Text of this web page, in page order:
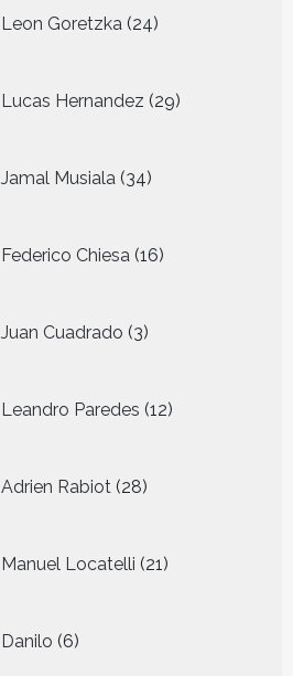
Leon Goretzka 24
producten
Lucas Hernandez 29
producten
Jamal Musiala 34
producten
Federico Chiesa 16
producten
Juan Cuadrado 3
producten
Leandro Paredes 12
producten
Adrien Rabiot 28
producten
Manuel Locatelli 21
producten
Danilo 6
producten